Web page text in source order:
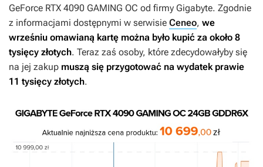
GeForce RTX 4090 GAMING OC od firmy Gigabyte. Zgodnie
z informacjami dostępnymi w serwisie Ceneo, we
wrześniu omawianą kartę można było kupić za około 8
tysięcy złotych. Teraz zaś osoby, które zdecydowałyby się
na jej zakup muszą się przygotować na wydatek prawie
11 tysięcy złotych.